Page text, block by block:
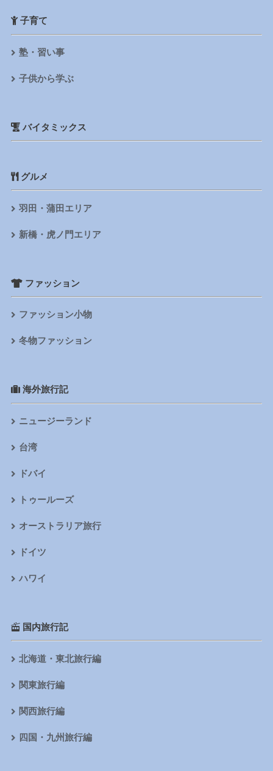
子育て
塾・習い事
子供から学ぶ
バイタミックス
グルメ
羽田・蒲田エリア
新橋・虎ノ門エリア
ファッション
ファッション小物
冬物ファッション
海外旅行記
ニュージーランド
台湾
ドバイ
トゥールーズ
オーストラリア旅行
ドイツ
ハワイ
国内旅行記
北海道・東北旅行編
関東旅行編
関西旅行編
四国・九州旅行編